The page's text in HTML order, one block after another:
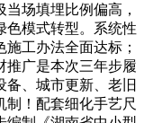
场填埋比例偏高，
色模式转型。系统性
工办法全面达标；
推广是本次三年步履
备、城市更新、老旧
制！配套细化手艺尺